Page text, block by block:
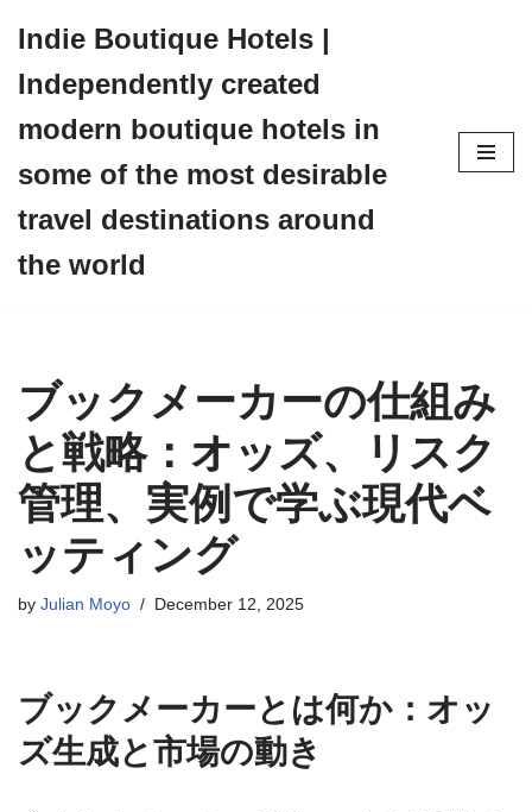
to
content
Indie Boutique Hotels |
Independently created
modern boutique hotels in
some of the most desirable
travel destinations around
the world
ブックメーカーの仕組み
と戦略：オッズ、リスク
管理、実例で学ぶ現代ベ
ッティング
by Julian Moyo December 12, 2025
ブックメーカーとは何か：オッ
ズ生成と市場の動き